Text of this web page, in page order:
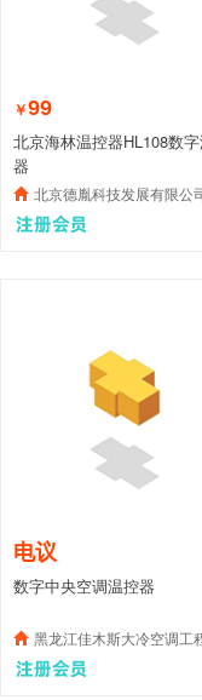
￥99
北京海林温控器HL108数
器
北京德胤科技发展有限公
电议
数字中央空调温控器
黑龙江佳木斯大冷空调工程有限公